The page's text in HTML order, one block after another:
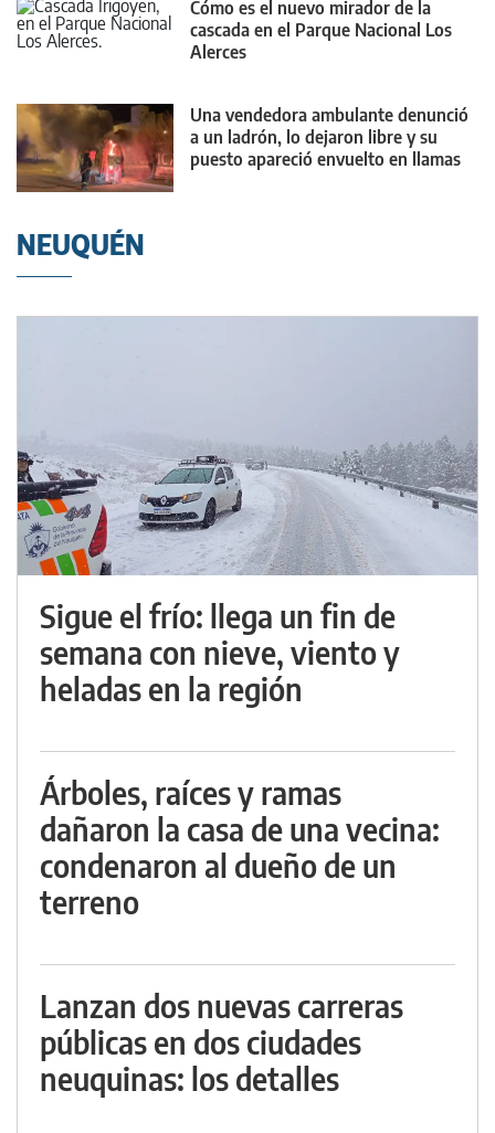
Cómo es el nuevo mirador de la
cascada en el Parque Nacional Los
Alerces
Una vendedora ambulante denunció
a un ladrón, lo dejaron libre y su
puesto apareció envuelto en llamas
NEUQUÉN
Sigue el frío: llega un fin de
semana con nieve, viento y
heladas en la región
Árboles, raíces y ramas
dañaron la casa de una vecina:
condenaron al dueño de un
terreno
Lanzan dos nuevas carreras
públicas en dos ciudades
neuquinas: los detalles